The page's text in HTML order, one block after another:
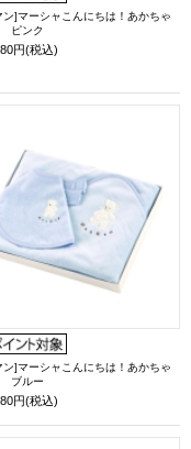
ン]マーシャこんにちは！あかちゃ
ピンク
円(税込)
ン]マーシャこんにちは！あかちゃ
ブルー
円(税込)